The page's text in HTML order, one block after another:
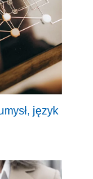
język